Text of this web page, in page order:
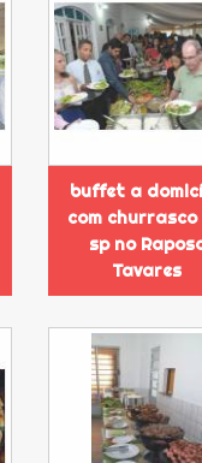
buffet a
com churrasco
sp no
Tavares